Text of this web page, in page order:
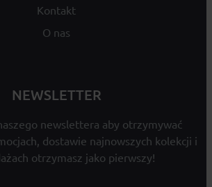
Kontakt
O nas
NEWSLETTER
newslettera aby otrzymywać
dostawie najnowszych kolekcji i
otrzymasz jako pierwszy!